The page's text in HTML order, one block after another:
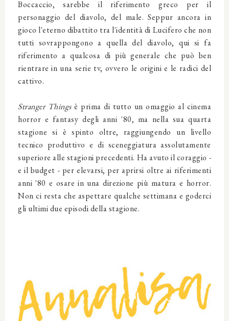
Boccaccio, sarebbe il riferimento greco per il
personaggio del diavolo, del male. Seppur ancora in
gioco l'eterno dibattito tra l'identità di Lucifero che non
tutti sovrappongono a quella del diavolo, qui si fa
riferimento a qualcosa di più generale che può ben
rientrare in una serie tv, ovvero le origini e le radici del
cattivo.
Stranger Thingsè prima di tutto un omaggio al cinema
horror e fantasy degli anni '80, ma nella sua quarta
stagione si è spinto oltre, raggiungendo un livello
tecnico produttivo e di sceneggiatura assolutamente
superiore alle stagioni precedenti. Ha avuto il coraggio -
e il budget - per elevarsi, per aprirsi oltre ai riferimenti
anni '80 e osare in una direzione più matura e horror.
Non ci resta che aspettare qualche settimana e goderci
gli ultimi due episodi della stagione.